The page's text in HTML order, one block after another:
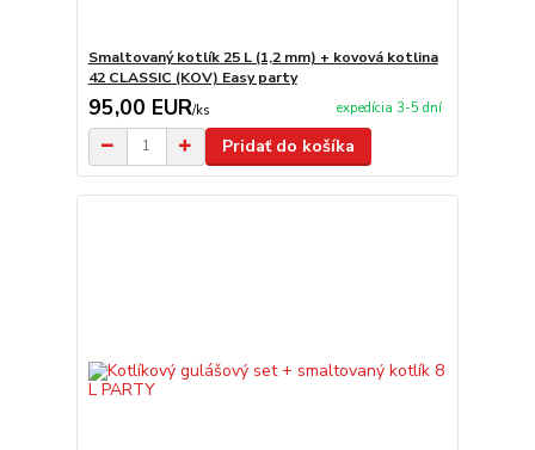
Smaltovaný kotlík 25 L (1,2 mm) + kovová kotlina
42 CLASSIC (KOV) Easy party
95,00 EUR/ks expedícia 3-5 dní
Pridať do košíka